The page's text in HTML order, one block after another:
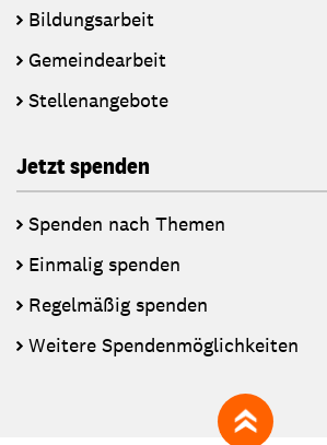
Bildungsarbeit
Gemeindearbeit
Stellenangebote
Jetzt spenden
Spenden nach Themen
Einmalig spenden
Regelmäßig spenden
Weitere Spendenmöglichkeiten
zum